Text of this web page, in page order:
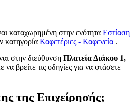
καταχωρημένη στην ενότητα Εστίαση
κατηγορία Καφετέριες - Καφενεία .
στην διεύθυνση Πλατεία Διάκου 1,
να βρείτε τις οδηγίες για να φτάσετε
της Επιχείρησής;